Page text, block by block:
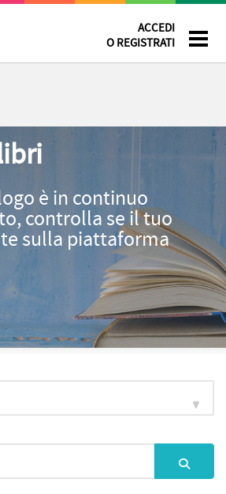
ACCEDI
O REGISTRATI
è in continuo
controlla se il tuo
sulla piattaforma